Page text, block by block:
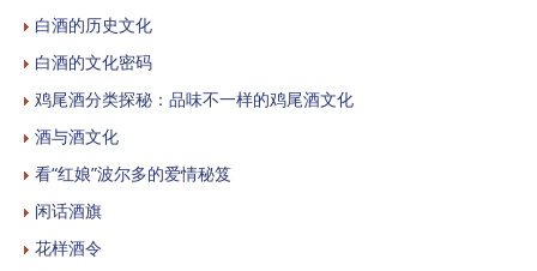
白酒的历史文化
白酒的文化密码
鸡尾酒分类探秘：品味不一样的鸡尾酒文化
酒与酒文化
看“红娘”波尔多的爱情秘笈
闲话酒旗
花样酒令